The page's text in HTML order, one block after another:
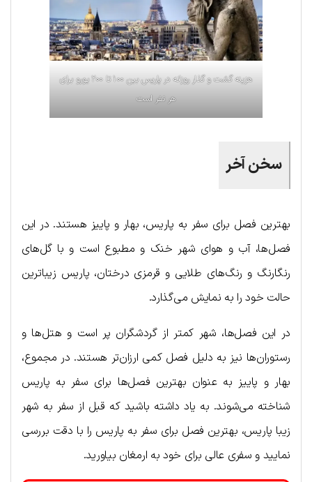
هزینه گشت و گذار روزانه در پاریس بین ۱۰۰ تا ۲۰۰ یورو برای
هر نفر است
سخن آخر
بهترین فصل برای سفر به پاریس، بهار و پاییز هستند. در این
فصل‌ها، آب و هوای شهر خنک و مطبوع است و با گل‌های
رنگارنگ و رنگ‌های طلایی و قرمزی درختان، پاریس زیباترین
حالت خود را به نمایش می‌گذارد.
در این فصل‌ها، شهر کمتر از گردشگران پر است و هتل‌ها و
رستوران‌ها نیز به دلیل فصل کمی ارزان‌تر هستند. در مجموع،
بهار و پاییز به عنوان بهترین فصل‌ها برای سفر به پاریس
شناخته می‌شوند. به یاد داشته باشید که قبل از سفر به شهر
زیبا پاریس، بهترین فصل برای سفر به پاریس را با دقت بررسی
نمایید و سفری عالی برای خود به ارمغان بیاورید.